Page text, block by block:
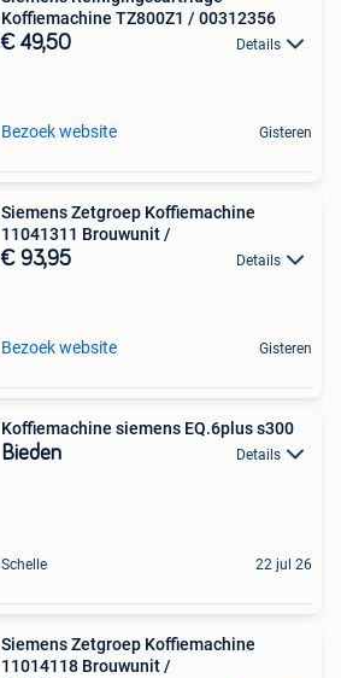
Koffiemachine TZ800Z1 / 00312356
€ 49,50 Details
Bezoek website Gisteren
Siemens Zetgroep Koffiemachine
11041311 Brouwunit /
€ 93,95 Details
Bezoek website Gisteren
Koffiemachine siemens EQ.6plus s300
Bieden Details
Schelle 22 jul 26
Siemens Zetgroep Koffiemachine
11014118 Brouwunit /